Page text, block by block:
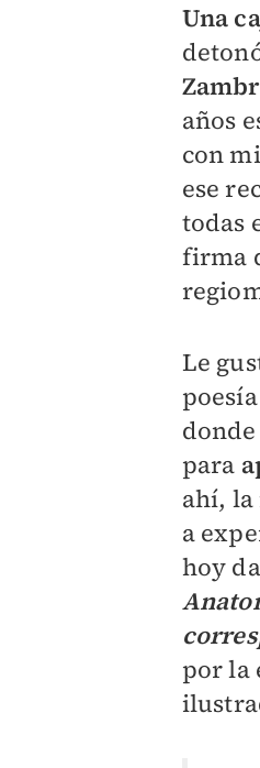
Una
años
con
ese
todas
firma
Le
para
ahí, la
a
hoy
por la